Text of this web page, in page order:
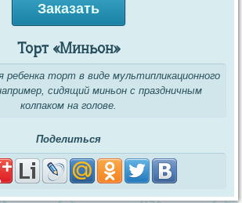
Заказать
Торт «Миньон»
ребенка торт в виде мультипликационного
сидящий миньон с праздничным
колпаком на голове.
Поделиться